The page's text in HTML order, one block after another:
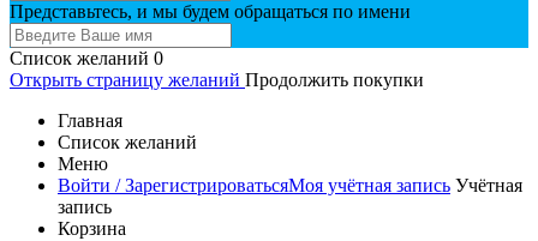
Представьтесь, и мы будем обращаться по имени
Список желаний 0
Открыть страницу желаний Продолжить покупки
Главная
Список желаний
Меню
Войти / ЗарегистрироватьсяМоя учётная запись Учётная
запись
Корзина